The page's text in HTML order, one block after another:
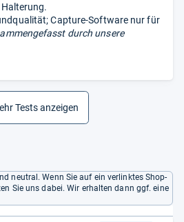
Capture-Software nur für
durch unsere
Tests anzeigen
neutral. Wenn Sie auf ein verlinktes Shop-
Sie uns dabei. Wir erhalten dann ggf. eine